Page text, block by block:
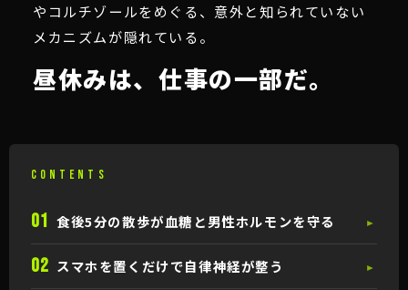
やコルチゾールをめぐる、意外と知られていない
メカニズムが隠れている。
昼休みは、仕事の一部だ。
CONTENTS
01 食後5分の散歩が血糖と男性ホルモンを守る ►
02 スマホを置くだけで自律神経が整う ►